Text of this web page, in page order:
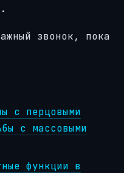
звонок, пока
с перцовыми
с массовыми
функции в